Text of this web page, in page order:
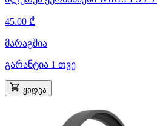
45.00 ₾
მარაგშია
გარანტია 1 თვე
ყიდვა